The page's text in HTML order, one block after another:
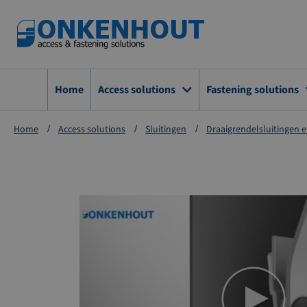
Home Access solutions Fastening solutions
Home Access solutions Sluitingen Draaigrendelsluitingen
naar